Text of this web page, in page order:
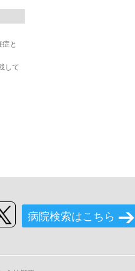
と
して
病院検索はこちら